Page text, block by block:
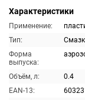
Характеристики
Применение:
Тип:
Форма
выпуска:
Объём, л:
0.4
EAN-13: